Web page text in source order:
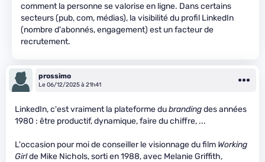
comment la personne se valorise en ligne. Dans certains
secteurs (pub, com, médias), la visibilité du profil LinkedIn
(nombre d'abonnés, engagement) est un facteur de
recrutement.
prossimo
Le 06/12/2025 à 21h41
LinkedIn, c'est vraiment la plateforme dubrandingdes années
1980 : être productif, dynamique, faire du chiffre, ...
L'occasion pour moi de conseiller le visionnage du film Working
Girlde Mike Nichols, sorti en 1988, avec Melanie Griffith,